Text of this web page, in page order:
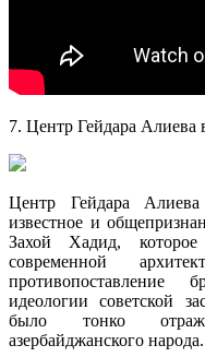
7. Центр Гейдара Алиева
Центр Гейдара
известное и
Захой Хадид,
современной
противопоставление
идеологии советской
было тонко
азербайджанского народа.